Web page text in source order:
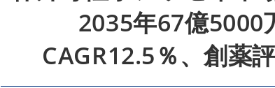
2035年67億5000
CAGR12.5％、創薬